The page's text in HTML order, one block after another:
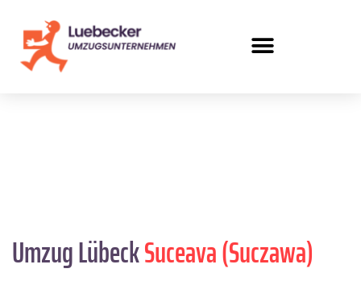
Umzug LübeckSuceava (Suczawa)